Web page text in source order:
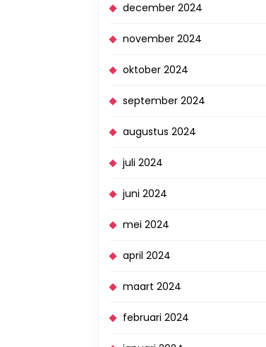
december 2024
november 2024
oktober 2024
september 2024
augustus 2024
juli 2024
juni 2024
mei 2024
april 2024
maart 2024
februari 2024